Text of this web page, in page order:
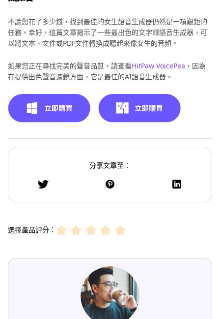
不論您花了多少錢，找到最佳的女生語音生成器仍然是一項艱鉅的
任務。幸好，這篇文章揭示了一些最出色的文字轉語音生成器，可
以將文本、文件或PDF文件轉換成聽起來像女生的音頻。
如果您正在尋找完美的聲音品質，請查看HitPaw VoicePea ，因為
在提供出色聲音濾鏡方面，它是最佳的AI語音生成器。
分享文章至：
選擇產品評分：